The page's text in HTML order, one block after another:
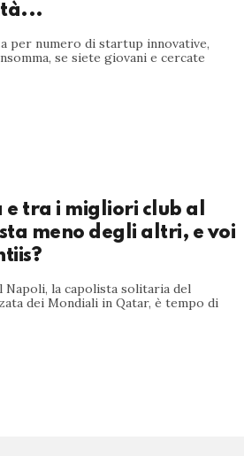
per numero di startup innovative,
se siete giovani e cercate
e tra i migliori club al
meno degli altri, e voi
Napoli, la capolista solitaria del
dei Mondiali in Qatar, è tempo di